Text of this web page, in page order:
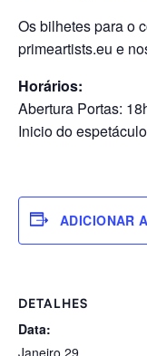
Os bilhetes para o
primeartists.eu e
Horários:
Abertura Portas:
Inicio do
ADICIONAR
DETALHES
Data:
Janeiro 29